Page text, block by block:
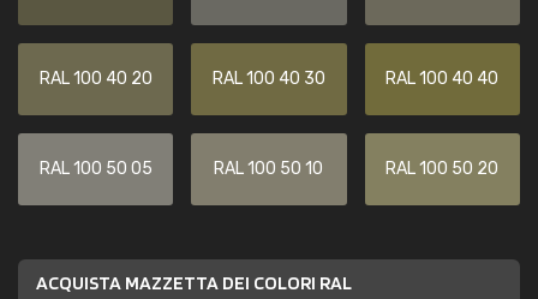
RAL 100 40 20 RAL 100 40 30 RAL 100 40 40
RAL 100 50 05 RAL 100 50 10 RAL 100 50 20
ACQUISTA MAZZETTA DEI COLORI RAL